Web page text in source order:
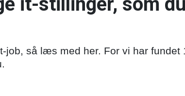
job, så læs med her. For vi har fundet